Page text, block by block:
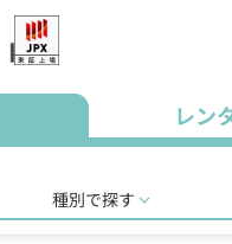
レン
種別で探す